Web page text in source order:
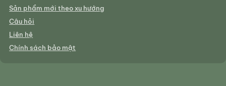
Sản phẩm mới theo xu hướng
Câu hỏi
Liên hệ
Chính sách bảo mật